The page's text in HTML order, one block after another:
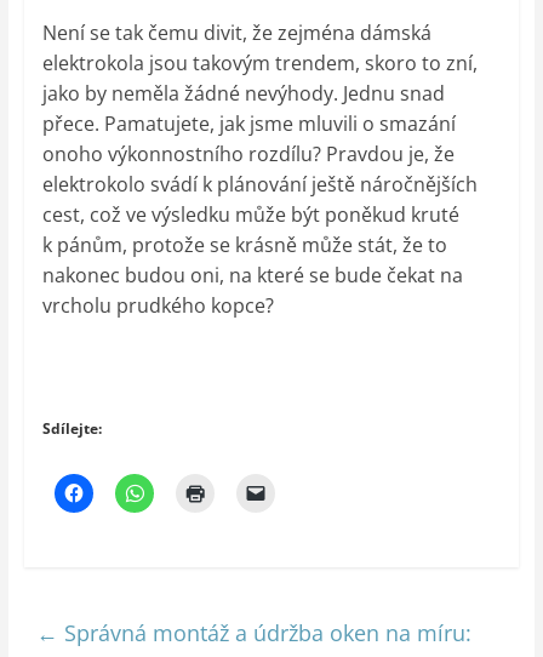
Není se tak čemu divit, že zejména dámská
elektrokola jsou takovým trendem, skoro to zní,
jako by neměla žádné nevýhody. Jednu snad
přece. Pamatujete, jak jsme mluvili o smazání
onoho výkonnostního rozdílu? Pravdou je, že
elektrokolo svádí k plánování ještě náročnějších
cest, což ve výsledku může být poněkud kruté
k pánům, protože se krásně může stát, že to
nakonec budou oni, na které se bude čekat na
vrcholu prudkého kopce?
Sdílejte:
← Správná montáž a údržba oken na míru: